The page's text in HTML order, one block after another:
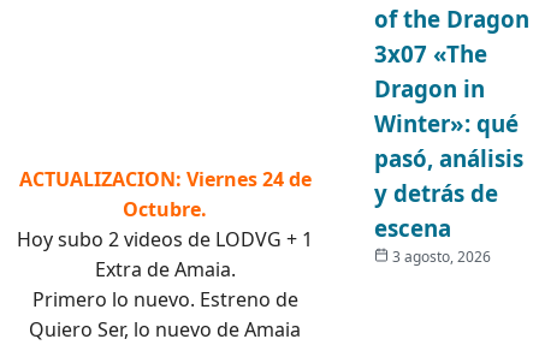
ACTUALIZACION: Viernes 24 de
Octubre.
Hoy subo 2 videos de LODVG + 1
Extra de Amaia.
Primero lo nuevo. Estreno de
Quiero Ser, lo nuevo de Amaia
of the Dragon
3x07 «The
Dragon in
Winter»: qué
pasó, análisis
y detrás de
escena
3 agosto, 2026